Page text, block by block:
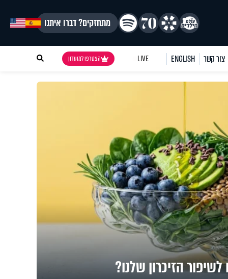
מתחזקים? דברו איתנו
צור קשר ENGLISH
LIVE הצטרפו למועדון
הזיכרון שלנו?